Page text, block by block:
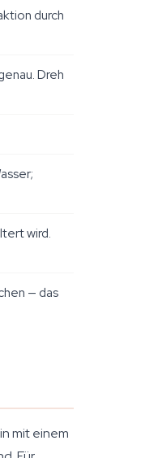
durch
Dreh
wird.
— das
mit einem